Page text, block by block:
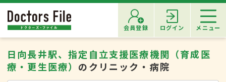
会員登録 ログイン メニュー
日向長井駅、指定自立支援医療機関（育成医
療・更生医療） のクリニック・病院